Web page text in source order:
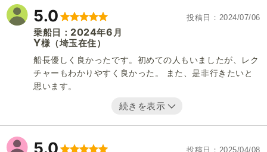
5.0 投稿日 2024/07/06
乗船日： 2024年6 月
Y様 （埼玉在住）
船長優しく良かったです。初めての人もいましたが、レク
チャーもわかりやすく良かった。 また、是非行きたいと
思います。
続きを表示
5.0 投稿日 2025/04/08